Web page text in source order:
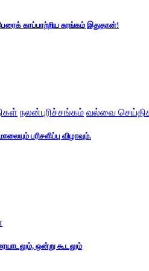
காப்பாற்றிய சுரங்கம் இதுதான்!
நலன்புரிச்சங்கம் வல்வை
பரிசளிப்பு விழாவும்.
ஒன்று கூடலும்